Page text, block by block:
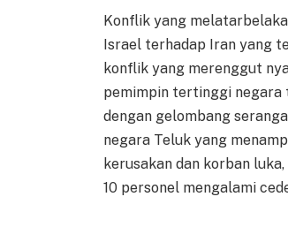
Konflik yang
Israel terhadap Iran yang
konflik yang merenggut
pemimpin tertinggi negara
dengan gelombang
negara Teluk yang
kerusakan dan korban
10 personel mengalami